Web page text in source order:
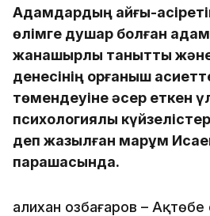
Адамдардың қайғы-
өлімге душар болған
жанашырлық танытты
денесінің қорғаныш
төмендеуіне әсер еткен
психологиялық
деп жазылған марқұм
парақшасында.
Қалихан Қозбағаров –